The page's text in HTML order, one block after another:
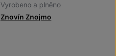
Vyrobeno a plněno
Znovín Znojmo